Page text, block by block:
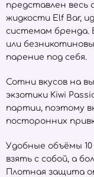
представлен
жидкости Elf Bar,
системам бренда.
или
парение под себя.
Сотни вкусов на
экзотики Kiwi
партии, поэтому
посторонних
Удобные объёмы 10
взять с собой, а
Плотная защита